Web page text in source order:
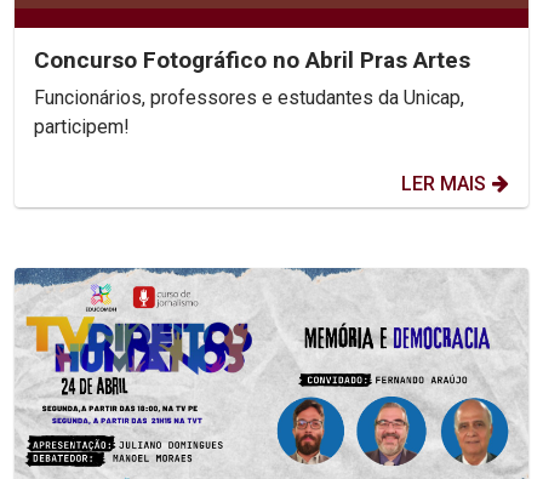
Concurso Fotográfico no Abril Pras Artes
Funcionários, professores e estudantes da Unicap,
participem!
LER MAIS